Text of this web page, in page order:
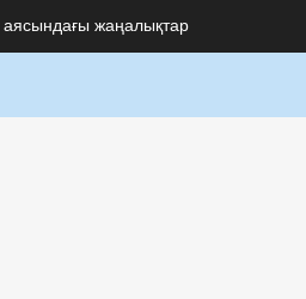
жаңалықтар